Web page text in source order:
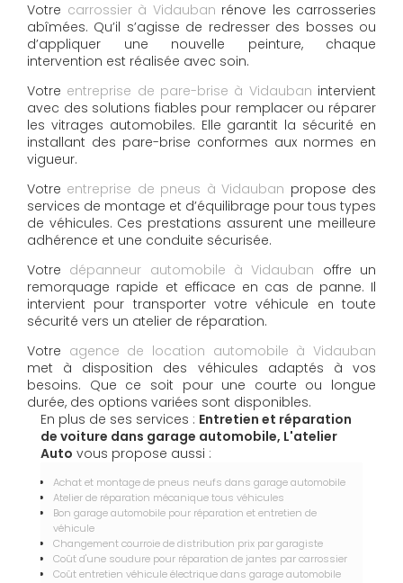
Votre carrossier à Vidauban rénove les carrosseries
abîmées. Qu’il s’agisse de redresser des bosses ou
d’appliquer une nouvelle peinture, chaque
intervention est réalisée avec soin.
Votre entreprise de pare-brise à Vidauban intervient
avec des solutions fiables pour remplacer ou réparer
les vitrages automobiles. Elle garantit la sécurité en
installant des pare-brise conformes aux normes en
vigueur.
Votre entreprise de pneus à Vidauban propose des
services de montage et d’équilibrage pour tous types
de véhicules. Ces prestations assurent une meilleure
adhérence et une conduite sécurisée.
Votre dépanneur automobile à Vidauban offre un
remorquage rapide et efficace en cas de panne. Il
intervient pour transporter votre véhicule en toute
sécurité vers un atelier de réparation.
Votre agence de location automobile à Vidauban
met à disposition des véhicules adaptés à vos
besoins. Que ce soit pour une courte ou longue
durée, des options variées sont disponibles.
En plus de ses services : Entretien et réparation
de voiture dans garage automobile, L'atelier
Auto vous propose aussi :
Achat et montage de pneus neufs dans garage automobile
Atelier de réparation mécanique tous véhicules
Bon garage automobile pour réparation et entretien de
véhicule
Changement courroie de distribution prix par garagiste
Coût d'une soudure pour réparation de jantes par carrossier
Coût entretien véhicule électrique dans garage automobile